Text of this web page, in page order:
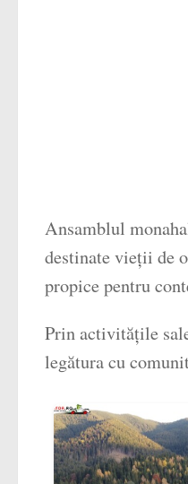
Ansamblul
destinate vieții de
propice pentru
Prin activitățile
legătura cu